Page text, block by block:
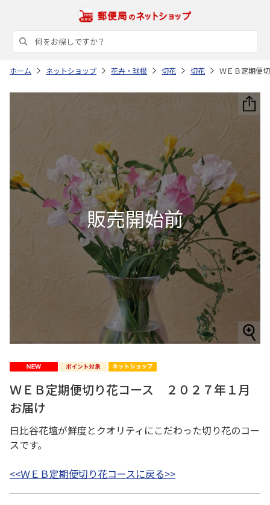
ホーム ネットショップ 花卉・球根 切花 切花 ＷＥＢ定期便
ＷＥＢ定期便切り花コース ２０２７年１月
お届け
日比谷花壇が鮮度とクオリティにこだわった切り花のコー
スです。
<<ＷＥＢ定期便切り花コースに戻る>>